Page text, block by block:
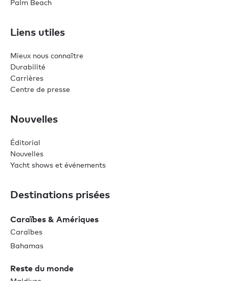
Palm Beach
Liens utiles
Mieux nous connaître
Durabilité
Carrières
Centre de presse
Nouvelles
Éditorial
Nouvelles
Yacht shows et événements
Destinations prisées
Caraïbes & Amériques
Caraïbes
Bahamas
Reste du monde